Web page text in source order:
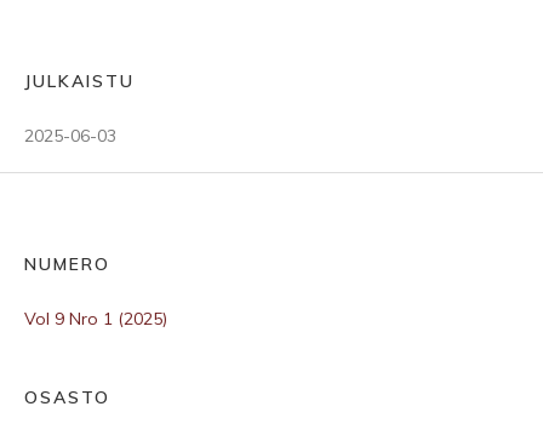
JULKAISTU
2025-06-03
NUMERO
Vol 9 Nro 1 (2025)
OSASTO